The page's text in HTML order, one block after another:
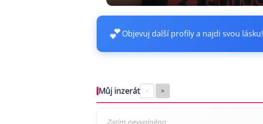
💕Objevuj další profily a najdi svou lásku!
Můj inzerát < >